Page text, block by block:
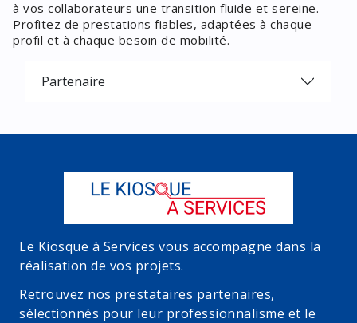
à vos collaborateurs une transition fluide et sereine.
Profitez de prestations fiables, adaptées à chaque
profil et à chaque besoin de mobilité.
Partenaire
Le Kiosque à Services vous accompagne dans la
réalisation de vos projets.
Retrouvez nos prestataires partenaires,
sélectionnés pour leur professionnalisme et le